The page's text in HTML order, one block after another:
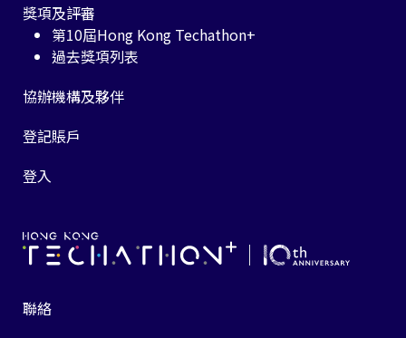
獎項及評審
第10屆Hong Kong Techathon+
過去獎項列表
協辦機構及夥伴
登記賬戶
登入
聯絡